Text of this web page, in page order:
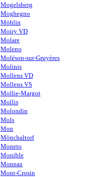
Mogelsberg
Moghegno
Möhlin
Moiry VD
Molare
Moleno
Moléson-sur-Gruyères
Molinis
Mollens VD
Mollens VS
Mollie-Margot
Mollis
Molondin
Mols
Mon
Mönchaltorf
Moneto
Monible
Monnaz
Mont-Crosin